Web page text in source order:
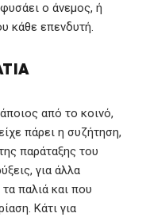
ο άνεμος, ή
κάθε επενδυτή.
από το κοινό,
πάρει η συζήτηση,
παράταξης του
για άλλα
παλιά και που
Κάτι για